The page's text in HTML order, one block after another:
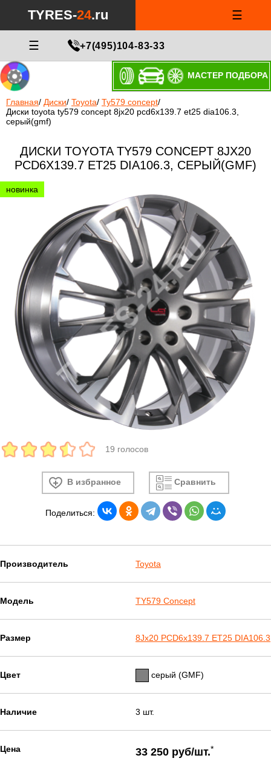
TYRES-24.ru ☰
☰ +7(495)104-83-33
МАСТЕР ПОДБОРА
Главная/ Диски/ Toyota/ Ty579 concept/
Диски toyota ty579 concept 8jx20 pcd6x139.7 et25 dia106.3,
серый(gmf)
ДИСКИ TOYOTA TY579 CONCEPT 8JX20
PCD6X139.7 ET25 DIA106.3, СЕРЫЙ(GMF)
новинка
19 голосов
В избранное Сравнить
Поделиться:
Производитель Toyota
Модель TY579 Concept
Размер 8Jx20 PCD6x139.7 ET25 DIA106.3
Цвет серый (GMF)
Наличие 3 шт.
Цена 33 250 руб/шт.*